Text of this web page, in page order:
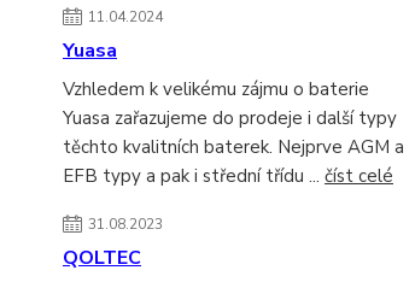
11.04.2024
Yuasa
Vzhledem k velikému zájmu o baterie
Yuasa zařazujeme do prodeje i další typy
těchto kvalitních baterek. Nejprve AGM a
EFB typy a pak i střední třídu ... číst celé
31.08.2023
QOLTEC